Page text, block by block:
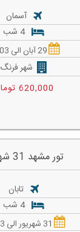
آسمان
4 شب
29 آبان الی 03 آذر
شهر فرنگ
620,000 تومان
تور مشهد 31 شهریور
تابان
4 شب
31 شهریور الی 03 مهر